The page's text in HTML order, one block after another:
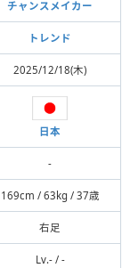
チャンスメイカー
トレンド
2025/12/18(木)
日本
-
169cm / 63kg / 37歳
右足
Lv.- / -